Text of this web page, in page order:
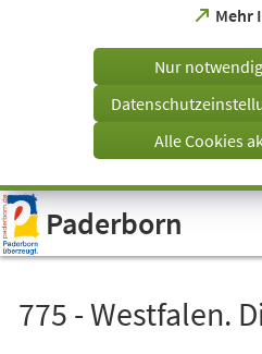
Visuelle
Assistenzsoftware
öffnen.
Mehr
(Öffnet
einem
Tab)
Nur
Alle Cookies
Paderborn
775 - Westfalen.